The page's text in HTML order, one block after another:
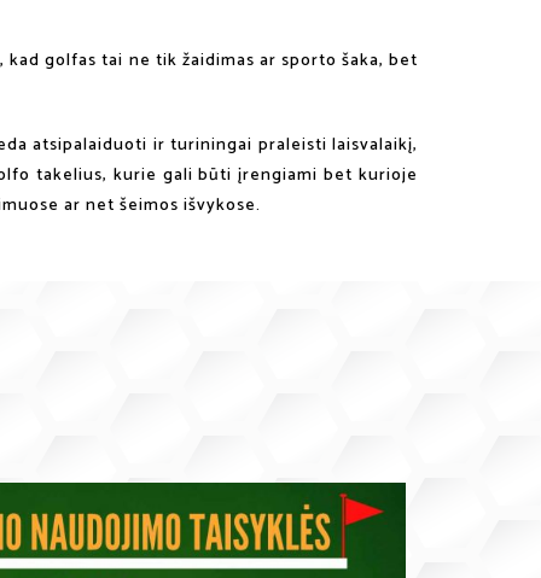
golfas tai ne tik žaidimas ar sporto šaka, bet
atsipalaiduoti ir turiningai praleisti laisvalaikį,
takelius, kurie gali būti įrengiami bet kurioje
ar net šeimos išvykose.